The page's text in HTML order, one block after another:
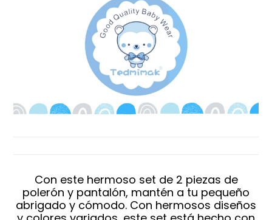
Con este hermoso set de 2 piezas de
polerón y pantalón, mantén a tu pequeño
abrigado y cómodo. Con hermosos diseños